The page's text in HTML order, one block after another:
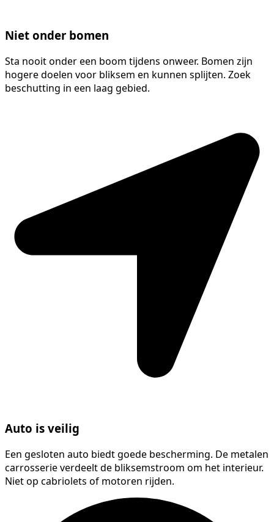
Niet onder bomen
Sta nooit onder een boom tijdens onweer. Bomen zijn
hogere doelen voor bliksem en kunnen splijten. Zoek
beschutting in een laag gebied.
Auto is veilig
Een gesloten auto biedt goede bescherming. De metalen
carrosserie verdeelt de bliksemstroom om het interieur.
Niet op cabriolets of motoren rijden.